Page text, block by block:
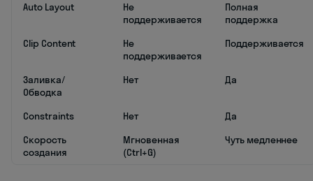
Auto Layout
Не
поддерживается
Полная
поддержка
Clip Content
Не
поддерживается
Поддерживается
Заливка/
Обводка
Нет Да
Constraints Нет
Да
Скорость
создания
Мгновенная
(Ctrl+G)
Чуть медленнее